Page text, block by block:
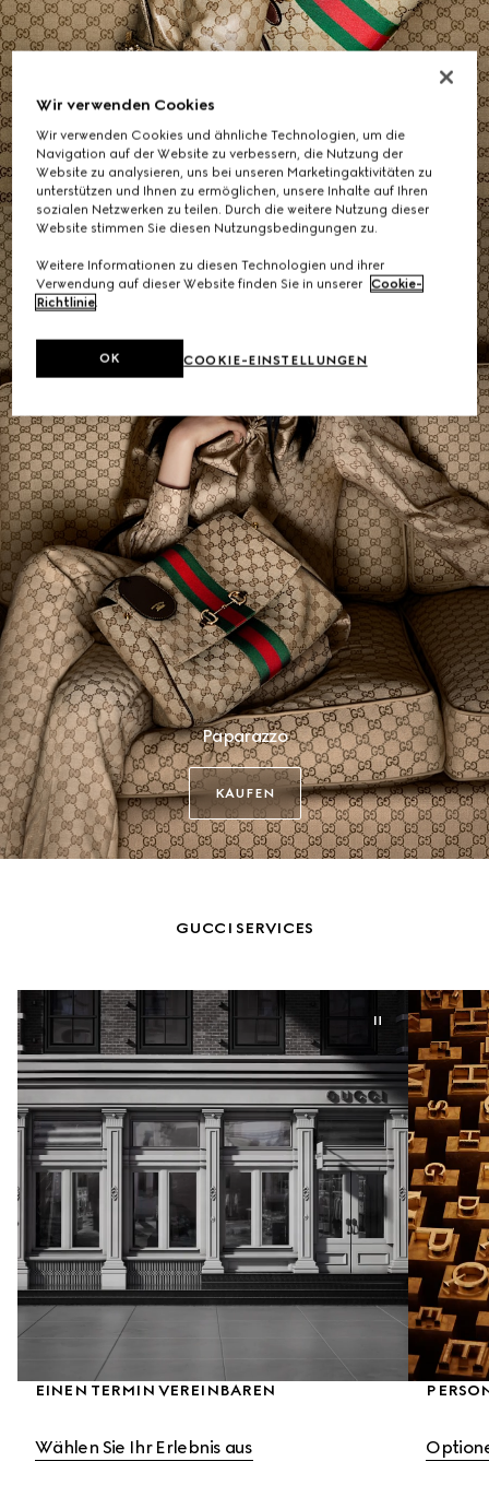
KAUFEN
Paparazzo
KAUFEN
GUCCI SERVICES
EINEN TERMIN VEREINBAREN
Wählen Sie Ihr Erlebnis aus
Wir verwenden Cookies
Wir verwenden Cookies und ähnliche Technologien, um die
Navigation auf der Website zu verbessern, die Nutzung der
Website zu analysieren, uns bei unseren Marketingaktivitäten zu
unterstützen und Ihnen zu ermöglichen, unsere Inhalte auf Ihren
sozialen Netzwerken zu teilen. Durch die weitere Nutzung dieser
Website stimmen Sie diesen Nutzungsbedingungen zu.
Weitere Informationen zu diesen Technologien und ihrer
Verwendung auf dieser Website finden Sie in unserer Cookie-
Richtlinie.
COOKIE-EINSTELLUNGEN
OK